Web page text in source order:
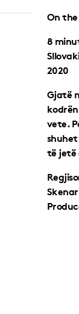
On
8
2020
Gjatë
vete.
të jetë